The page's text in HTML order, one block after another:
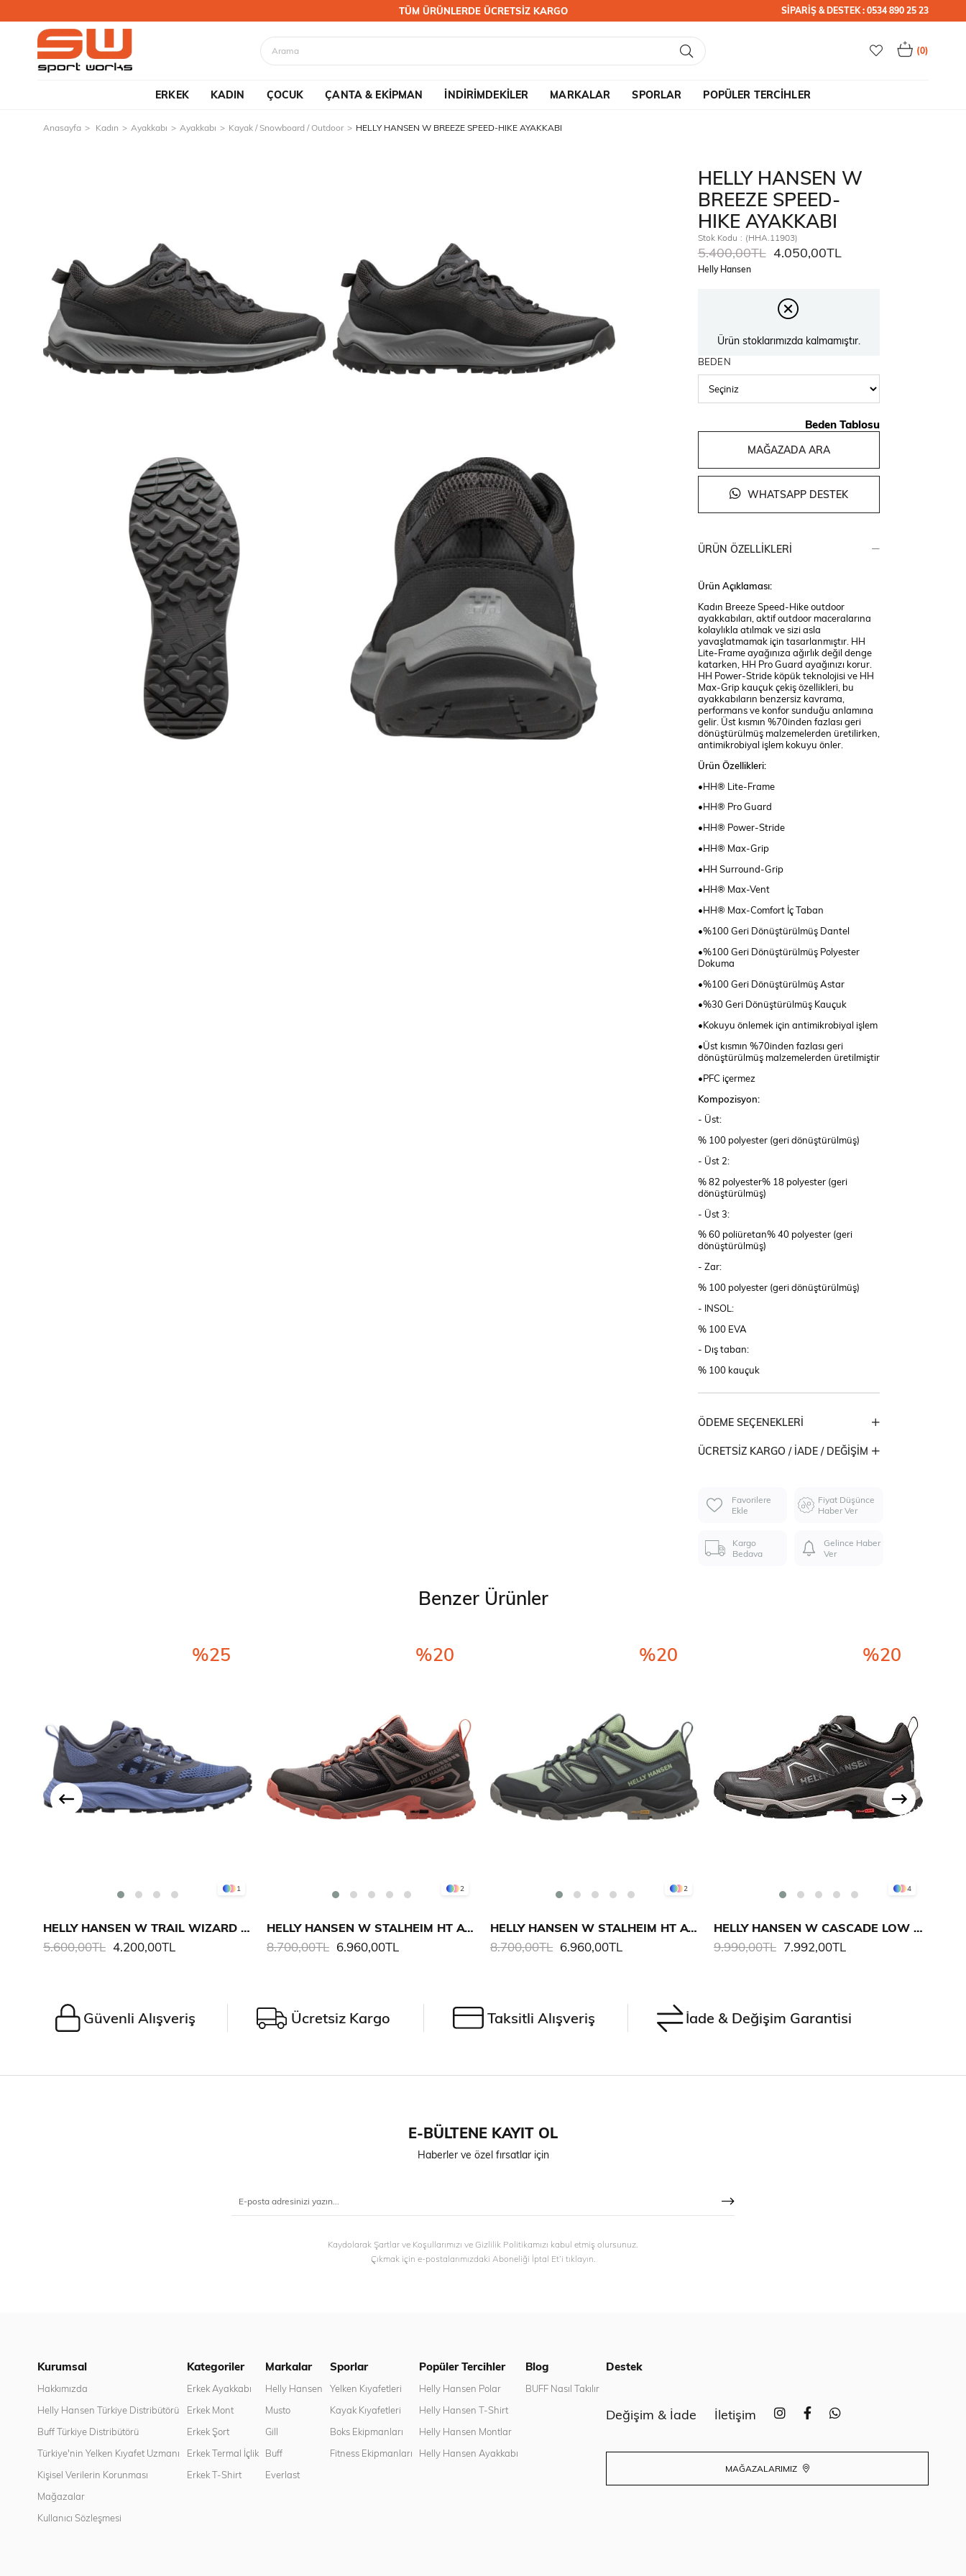
TÜM ÜRÜNLERDE ÜCRETSİZ KARGO SİPARİŞ & DESTEK : 0534 890 25 23
0
ERKEK KADIN ÇOCUK ÇANTA & EKİPMAN İNDİRİMDEKİLER MARKALAR SPORLAR POPÜLER TERCİHLER
Anasayfa Kadın Ayakkabı Ayakkabı Kayak / Snowboard / Outdoor HELLY HANSEN W BREEZE SPEED-HIKE AYAKKABI
HELLY HANSEN W
BREEZE SPEED-
HIKE AYAKKABI
Stok Kodu (HHA.11903)
5.400,00TL 4.050,00TL
Helly Hansen
Ürün stoklarımızda kalmamıştır.
BEDEN
Beden Tablosu
MAĞAZADA ARA
WHATSAPP DESTEK
ÜRÜN ÖZELLIKLERI
Ürün Açıklaması:
Kadın Breeze Speed-Hike outdoor
ayakkabıları, aktif outdoor maceralarına
kolaylıkla atılmak ve sizi asla
yavaşlatmamak için tasarlanmıştır. HH
Lite-Frame ayağınıza ağırlık değil denge
katarken, HH Pro Guard ayağınızı korur.
HH Power-Stride köpük teknolojisi ve HH
Max-Grip kauçuk çekiş özellikleri, bu
ayakkabıların benzersiz kavrama,
performans ve konfor sunduğu anlamına
gelir. Üst kısmın %70inden fazlası geri
dönüştürülmüş malzemelerden üretilirken,
antimikrobiyal işlem kokuyu önler.
Ürün Özellikleri:
•HH® Lite-Frame
•HH® Pro Guard
•HH® Power-Stride
•HH® Max-Grip
•HH Surround-Grip
•HH® Max-Vent
•HH® Max-Comfort İç Taban
•%100 Geri Dönüştürülmüş Dantel
•%100 Geri Dönüştürülmüş Polyester
Dokuma
•%100 Geri Dönüştürülmüş Astar
•%30 Geri Dönüştürülmüş Kauçuk
•Kokuyu önlemek için antimikrobiyal işlem
•Üst kısmın %70inden fazlası geri
dönüştürülmüş malzemelerden üretilmiştir
•PFC içermez
Kompozisyon:
- Üst:
% 100 polyester (geri dönüştürülmüş)
- Üst 2:
% 82 polyester% 18 polyester (geri
dönüştürülmüş)
- Üst 3:
% 60 poliüretan% 40 polyester (geri
dönüştürülmüş)
- Zar:
% 100 polyester (geri dönüştürülmüş)
- INSOL:
% 100 EVA
- Dış taban:
% 100 kauçuk
ÖDEME SEÇENEKLERI
ÜCRETSIZ KARGO / İADE / DEĞIŞIM
Favorilere
Ekle
Fiyat Düşünce
Haber Ver
Kargo
Bedava
Gelince Haber
Ver
Benzer Ürünler
1
HELLY HANSEN W TRAIL WIZARD AYAKKABI
4.200,00TL
5.600,00TL
%25
2
HELLY HANSEN W STALHEIM HT AYAKKABI
6.960,00TL
8.700,00TL
%20
2
HELLY HANSEN W STALHEIM HT AYAKKABI
6.960,00TL
8.700,00TL
%20
4
HELLY HANSEN W CASCADE LOW HT AYAKKABI
7.992,00TL
9.990,00TL
%20
Güvenli Alışveriş Ücretsiz Kargo Taksitli Alışveriş İade & Değişim Garantisi
E-BÜLTENE KAYIT OL
Haberler ve özel fırsatlar için
Kaydolarak Şartlar ve Koşullarımızı ve Gizlilik Politikamızı kabul etmiş olursunuz.
Çıkmak için e-postalarımızdaki Aboneliği İptal Et’i tıklayın.
Kurumsal
Hakkımızda
Helly Hansen Türkiye Distribütörü
Buff Türkiye Distribütörü
Türkiye'nin Yelken Kıyafet Uzmanı
Kişisel Verilerin Korunması
Mağazalar
Kullanıcı Sözleşmesi
Kategoriler
Erkek Ayakkabı
Erkek Mont
Erkek Şort
Erkek Termal İçlik
Erkek T-Shirt
Markalar
Helly Hansen
Musto
Gill
Buff
Everlast
Sporlar
Yelken Kıyafetleri
Kayak Kıyafetleri
Boks Ekipmanları
Fitness Ekipmanları
Popüler Tercihler
Helly Hansen Polar
Helly Hansen T-Shirt
Helly Hansen Montlar
Helly Hansen Ayakkabı
Blog
BUFF Nasıl Takılır
Destek
Değişim & İade İletişim
MAĞAZALARIMIZ